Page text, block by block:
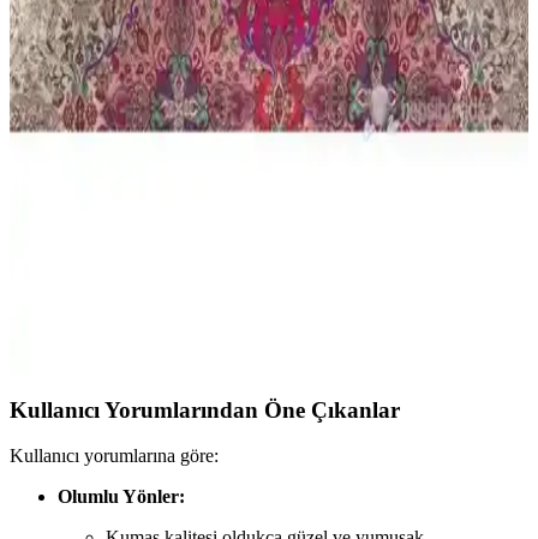
ve dayanıklılık odaklı sonuçlar sunar.
Formeya Lastikli Çarşaflı ve Madame Coco Odette
Tek Kişilik Nevresim Takımı Karşılaştırması
İki farklı nevresim takımı detaylı karşılaştırmasıyla kumaş, renk,
Kullanıcı Yorumlarından Öne Çıkanlar
Kullanıcı yorumlarına göre:
Olumlu Yönler: